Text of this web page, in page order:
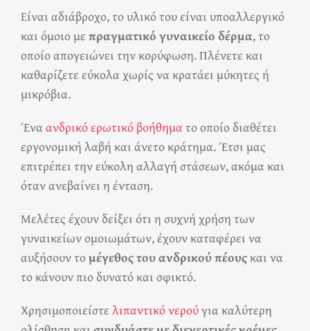
Είναι αδιάβροχο, το υλικό του είναι υποαλλεργικό
και όμοιο μεπραγματικό γυναικείο δέρμα, το
οποίο απογειώνει την κορύφωση. Πλένετε και
καθαρίζετε εύκολα χωρίς να κρατάει μύκητες ή
μικρόβια.
Έναανδρικό ερωτικό βοήθηματο οποίο διαθέτει
εργονομική λαβή και άνετο κράτημα. Έτσι μας
επιτρέπει την εύκολη αλλαγή στάσεων, ακόμα και
όταν ανεβαίνει η ένταση.
Μελέτες έχουν δείξει ότι η συχνή χρήση των
γυναικείων ομοιωμάτων, έχουν καταφέρει να
αυξήσουν τομέγεθος του ανδρικού πέουςκαι να
το κάνουν πιο δυνατό και σφικτό.
Χρησιμοποιείστελιπαντικό νερούγια καλύτερη